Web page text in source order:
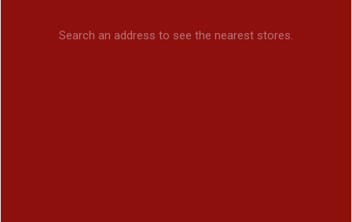
Search an address to see the nearest stores.